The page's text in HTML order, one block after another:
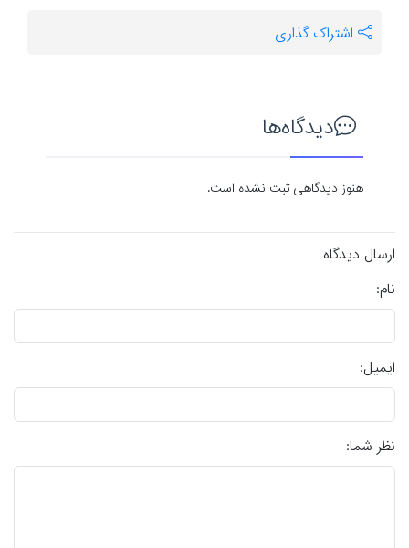
اشتراک گذاری
دیدگاه‌ها
هنوز دیدگاهی ثبت نشده است.
ارسال دیدگاه
نام:
ایمیل:
نظر شما: